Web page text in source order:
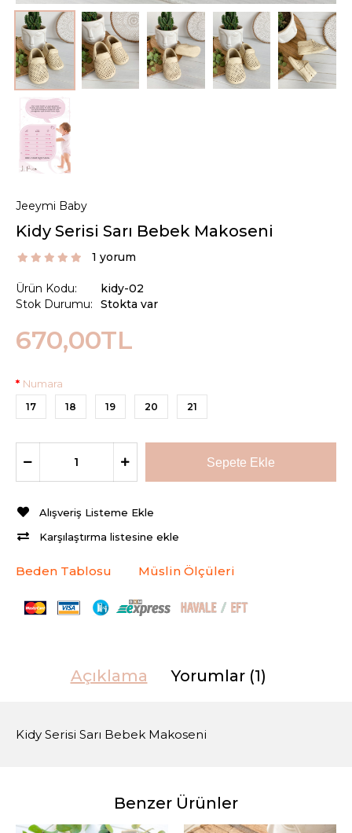
Jeeymi Baby
Kidy Serisi Sarı Bebek Makoseni
1 yorum
Ürün Kodu:
Stok Durumu:
kidy-02
Stokta var
670,00TL
Numara
17 18 19 20 21
Alışveriş Listeme Ekle
Karşılaştırma listesine ekle
Beden Tablosu Müslin Ölçüleri
Açıklama Yorumlar (1)
Kidy Serisi Sarı Bebek Makoseni
Benzer Ürünler